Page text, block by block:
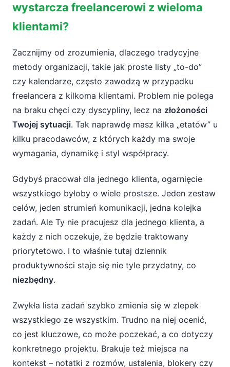
wystarcza freelancerowi z wieloma
klientami?
Zacznijmy od zrozumienia, dlaczego tradycyjne
metody organizacji, takie jak proste listy „to-do”
czy kalendarze, często zawodzą w przypadku
freelancera z kilkoma klientami. Problem nie polega
na braku chęci czy dyscypliny, lecz na złożoności
Twojej sytuacji. Tak naprawdę masz kilka „etatów” u
kilku pracodawców, z których każdy ma swoje
wymagania, dynamikę i styl współpracy.
Gdybyś pracował dla jednego klienta, ogarnięcie
wszystkiego byłoby o wiele prostsze. Jeden zestaw
celów, jeden strumień komunikacji, jedna kolejka
zadań. Ale Ty nie pracujesz dla jednego klienta, a
każdy z nich oczekuje, że będzie traktowany
priorytetowo. I to właśnie tutaj dziennik
produktywności staje się nie tyle przydatny, co
niezbędny.
Zwykła lista zadań szybko zmienia się w zlepek
wszystkiego ze wszystkim. Trudno na niej ocenić,
co jest kluczowe, co może poczekać, a co dotyczy
konkretnego projektu. Brakuje też miejsca na
kontekst – notatki z rozmów, ustalenia, blokery czy